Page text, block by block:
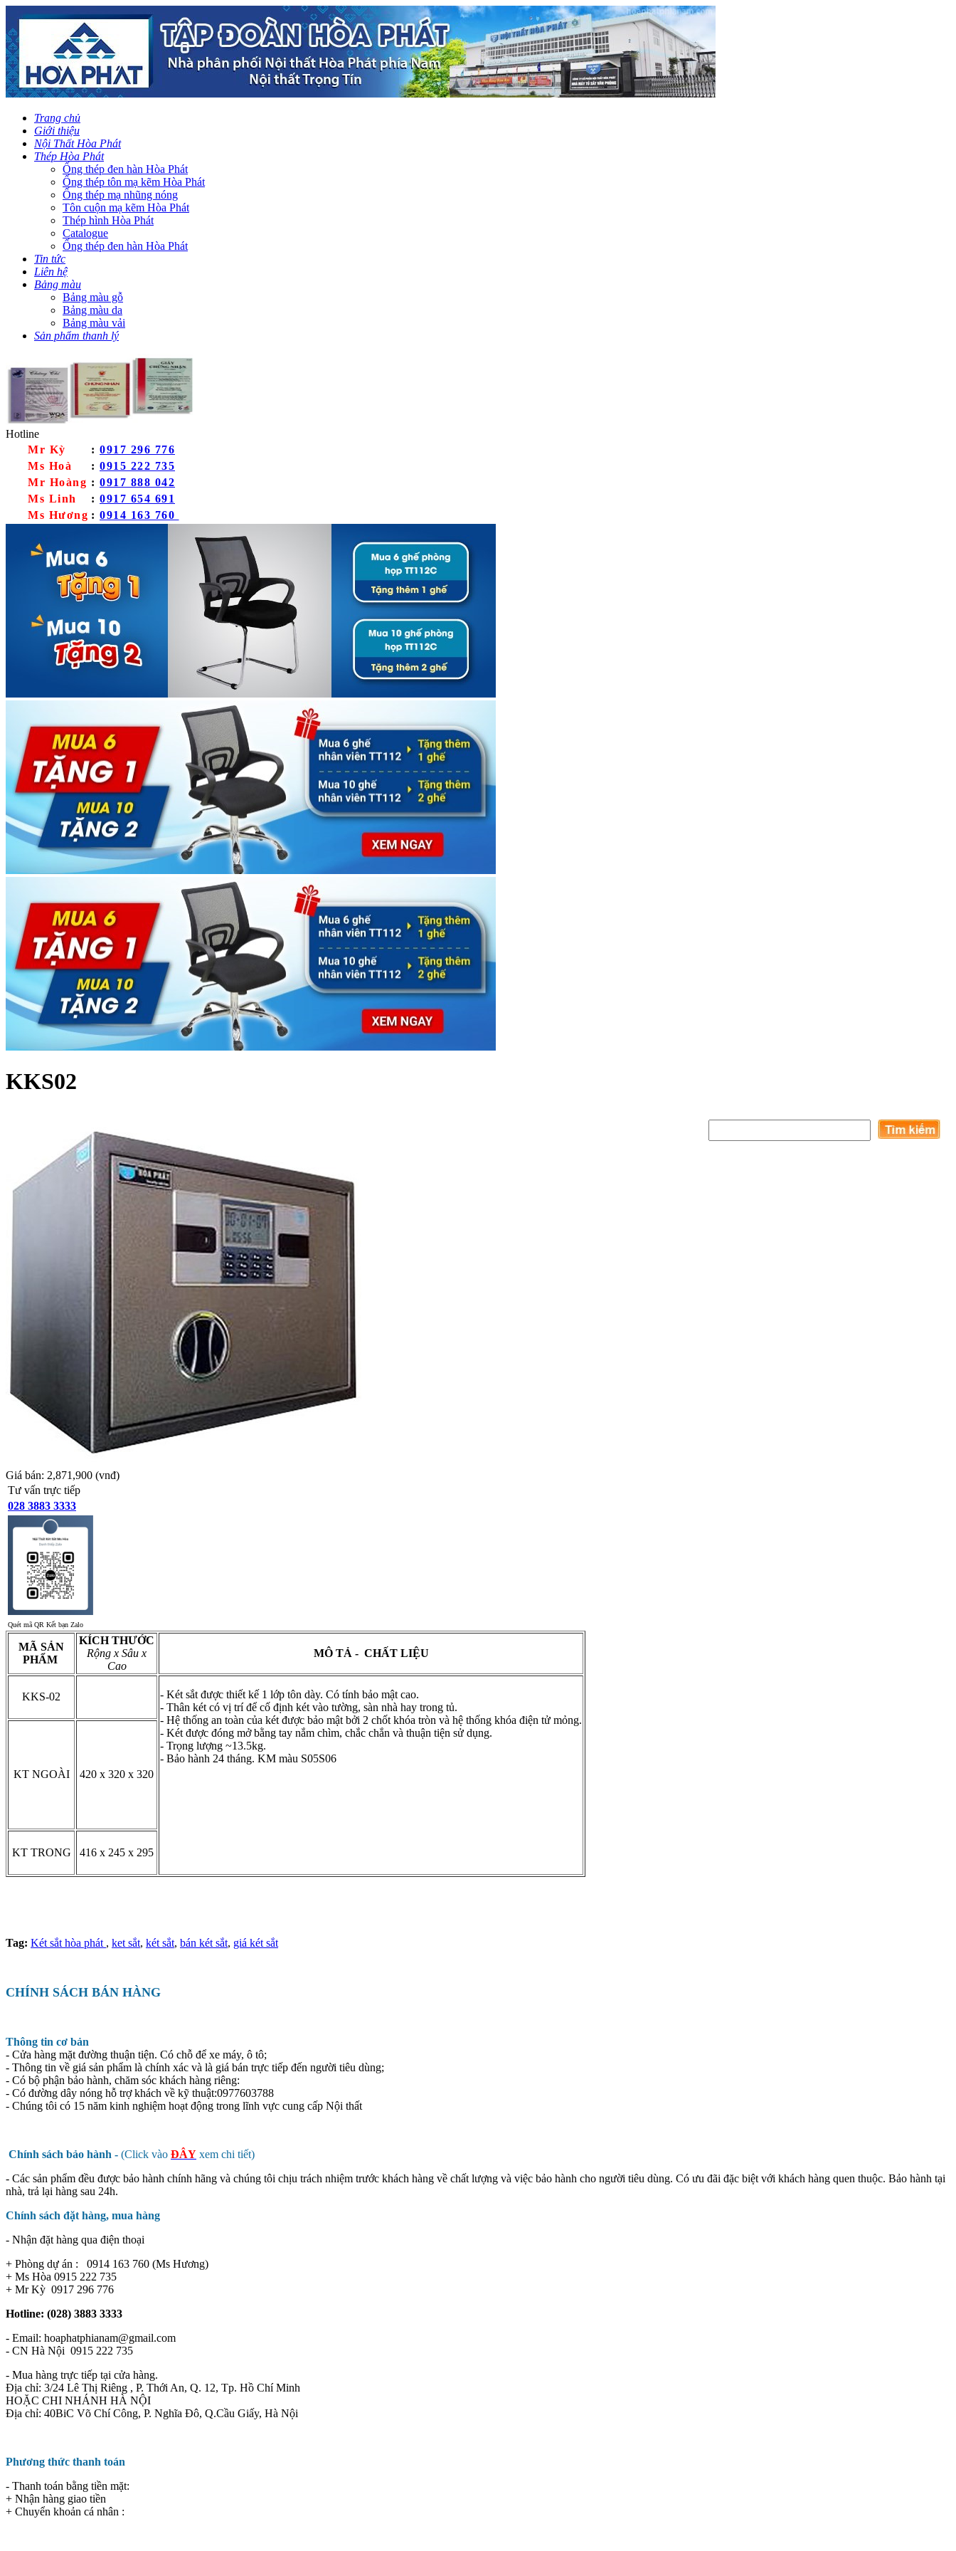
Trang chủ
Giới thiệu
Nội Thất Hòa Phát
Thép Hòa Phát
Ống thép đen hàn Hòa Phát
Ống thép tôn mạ kẽm Hòa Phát
Ống thép mạ nhũng nóng
Tôn cuộn mạ kẽm Hòa Phát
Thép hình Hòa Phát
Catalogue
Ống thép đen hàn Hòa Phát
Tin tức
Liên hệ
Bảng màu
Bảng màu gỗ
Bảng màu da
Bảng màu vải
Sản phẩm thanh lý
Hotline
Mr Kỳ
: 0917 296 776
Ms Hoà
: 0915 222 735
Mr Hoàng : 0917 888 042
Ms Linh
: 0917 654 691
Ms Hương : 0914 163 760
KKS02
Giá bán: 2,871,900 (vnđ)
Tư vấn trực tiếp
028 3883 3333
Quét mã QR Kết bạn Zalo
MÃ SẢN
PHẨM
KÍCH THƯỚC
Rộng x Sâu x
Cao
MÔ TẢ - CHẤT LIỆU
KKS-02
- Két sắt được thiết kế 1 lớp tôn dày. Có tính bảo mật cao.
- Thân két có vị trí để cố định két vào tường, sàn nhà hay trong tủ.
- Hệ thống an toàn của két được bảo mật bởi 2 chốt khóa tròn và hệ thống khóa điện tử mỏng.
- Két được đóng mở bằng tay nắm chìm, chắc chắn và thuận tiện sử dụng.
- Trọng lượng ~13.5kg.
- Bảo hành 24 tháng. KM màu S05S06
KT NGOÀI
420 x 320 x 320
KT TRONG 416 x 245 x 295
Tag: Két sắt hòa phát , ket sắt, két sắt, bán két sắt, giá két sắt
CHÍNH SÁCH BÁN HÀNG
Thông tin cơ bản
- Cửa hàng mặt đường thuận tiện. Có chỗ để xe máy, ô tô;
- Thông tin về giá sản phẩm là chính xác và là giá bán trực tiếp đến người tiêu dùng;
- Có bộ phận bảo hành, chăm sóc khách hàng riêng:
- Có đường dây nóng hỗ trợ khách về kỹ thuật:0977603788
- Chúng tôi có 15 năm kinh nghiệm hoạt động trong lĩnh vực cung cấp Nội thất
Chính sách bảo hành - (Click vào ĐÂY xem chi tiết)
- Các sản phẩm đều được bảo hành chính hãng và chúng tôi chịu trách nhiệm trước khách hàng về chất lượng và việc bảo hành cho người tiêu dùng. Có ưu đãi đặc biệt với khách hàng quen thuộc. Bảo hành tại
nhà, trả lại hàng sau 24h.
Chính sách đặt hàng, mua hàng
- Nhận đặt hàng qua điện thoại
+ Phòng dự án : 0914 163 760 (Ms Hương)
+ Ms Hòa 0915 222 735
+ Mr Kỳ 0917 296 776
Hotline: (028) 3883 3333
- Email: hoaphatphianam@gmail.com
- CN Hà Nội 0915 222 735
- Mua hàng trực tiếp tại cửa hàng.
Địa chỉ: 3/24 Lê Thị Riêng , P. Thới An, Q. 12, Tp. Hồ Chí Minh
HOẶC CHI NHÁNH HÀ NỘI
Địa chỉ: 40BiC Võ Chí Công, P. Nghĩa Đô, Q.Cầu Giấy, Hà Nội
Phương thức thanh toán
- Thanh toán bằng tiền mặt:
+ Nhận hàng giao tiền
+ Chuyển khoản cá nhân :